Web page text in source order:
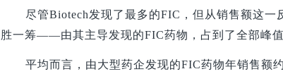
尽管Biotech发现了最多的FIC，但从销售额这
胜一筹——由其主导发现的FIC药物，占到了全部峰值
平均而言，由大型药企发现的FIC药物年销售额